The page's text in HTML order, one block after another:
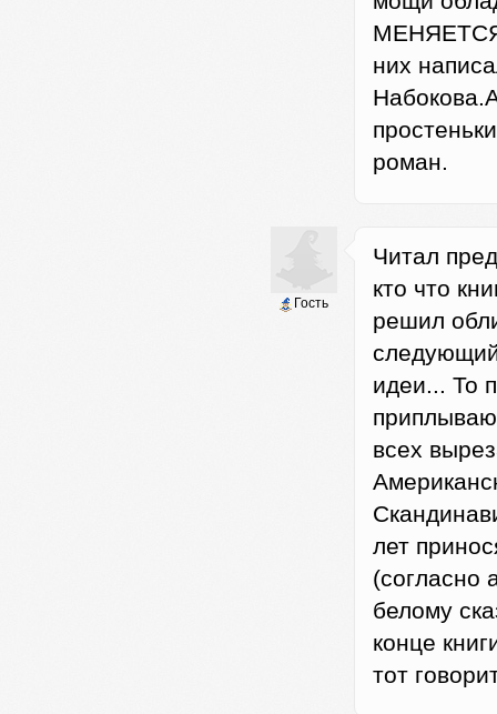
МЕНЯЕТСЯ.
них
роман.
Гость
Читал
кто что
решил
идеи... То
всех
лет
(согласно
белому
конце
тот